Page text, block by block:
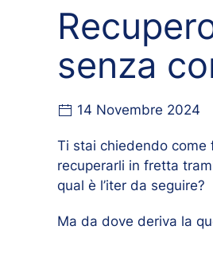
senza
14 Novembre 2024
Ti stai chiedendo come
recuperarli in fretta
qual è l’iter da seguire?
Ma da dove deriva la